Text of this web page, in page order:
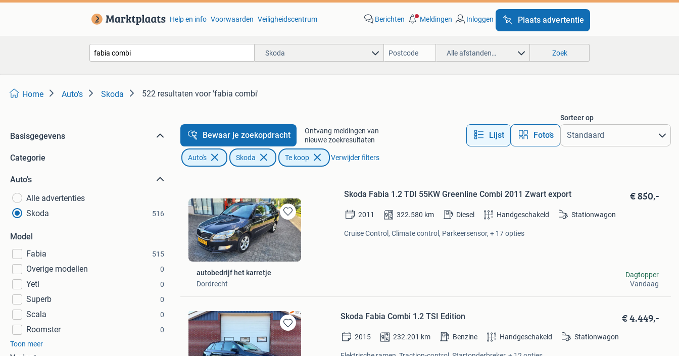
Help en info Voorwaarden Veiligheidscentrum Berichten Meldingen Inloggen Plaats advertentie
Skoda Alle afstanden… Zoek
Home Auto's Skoda 522 resultaten voor 'fabia combi'
Basisgegevens
Categorie
Auto's
Alle advertenties
Skoda
516
Model
Fabia
515
Overige modellen 0
Yeti 0
Superb 0
Scala 0
Roomster
0
Toon meer
Bewaar je zoekopdracht
Ontvang meldingen van
nieuwe zoekresultaten
Lijst Foto’s
Sorteer op
Auto's Skoda Te koop Verwijder filters
Bewaren
in
Mijn
Favorieten
Skoda Fabia 1.2 TDI 55KW Greenline Combi 2011 Zwart export € 850,-
2011 322.580 km Diesel Handgeschakeld Stationwagon
Cruise Control, Climate control, Parkeersensor, + 17 opties
autobedrijf het karretje
Dordrecht
Dagtopper
Vandaag
Bewaren
in
Mijn
Skoda Fabia Combi 1.2 TSI Edition € 4.449,-
2015 232.201 km Benzine Handgeschakeld Stationwagon